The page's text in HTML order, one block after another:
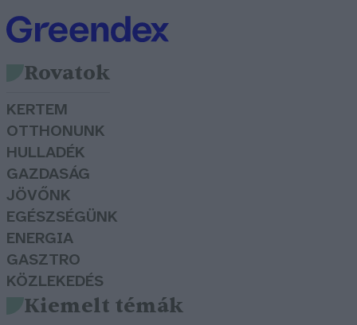
Rovatok
KERTEM
OTTHONUNK
HULLADÉK
GAZDASÁG
JÖVŐNK
EGÉSZSÉGÜNK
ENERGIA
GASZTRO
KÖZLEKEDÉS
Kiemelt témák